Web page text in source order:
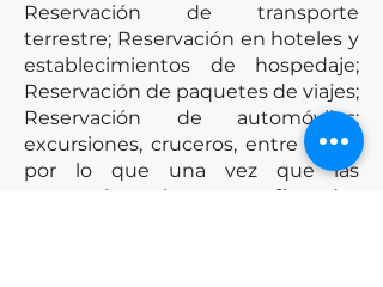
Reservación de transporte
terrestre; Reservación en hoteles y
establecimientos de hospedaje;
Reservación de paquetes de viajes;
Reservación de automóviles;
excursiones, cruceros, entre otros,
por lo que una vez que las
reservaciones le sean confirmadas